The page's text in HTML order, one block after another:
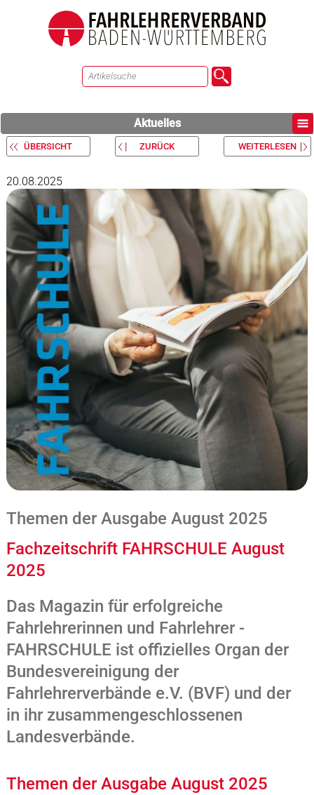
Aktuelles
ÜBERSICHT ZURÜCK WEITERLESEN
20.08.2025
Themen der Ausgabe August 2025
Fachzeitschrift FAHRSCHULE August
2025
Das Magazin für erfolgreiche
Fahrlehrerinnen und Fahrlehrer -
FAHRSCHULE ist offizielles Organ der
Bundesvereinigung der
Fahrlehrerverbände e.V. (BVF) und der
in ihr zusammengeschlossenen
Landesverbände.
Themen der Ausgabe August 2025